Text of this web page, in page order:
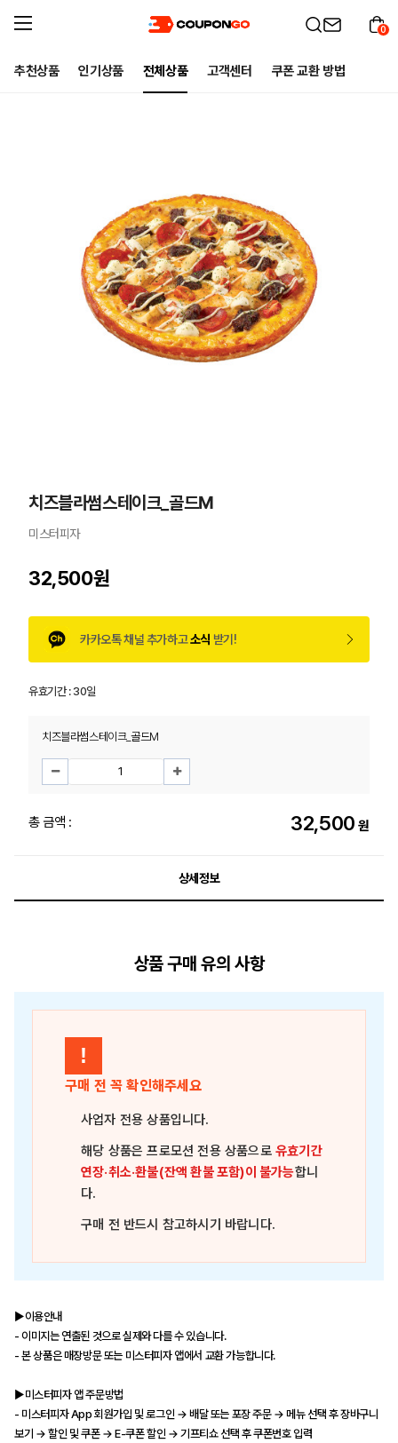
추천상품 인기상품 전체상품 고객센터 쿠폰 교환 방법
0
치즈블라썸스테이크_골드M
미스터피자
32,500원
카카오톡 채널 추가하고소식 받기!
유효기간 :30일
치즈블라썸스테이크_골드M
총 금액 : 32,500 원
상세정보
상품 구매 유의 사항
!
구매 전 꼭 확인해주세요
사업자 전용 상품입니다.
해당 상품은프로모션 전용 상품으로유효기간
연장·취소·환불(잔액 환불 포함)이 불가능합니
다.
구매 전 반드시 참고하시기 바랍니다.
▶이용안내
- 이미지는 연출된 것으로 실제와 다를 수 있습니다.
- 본 상품은 매장방문 또는 미스터피자 앱에서 교환 가능합니다.
▶미스터피자 앱 주문방법
- 미스터피자 App 회원가입 및 로그인 → 배달 또는 포장 주문 → 메뉴 선택 후 장바구니
보기 → 할인 및 쿠폰 → E-쿠폰 할인 → 기프티쇼 선택 후 쿠폰번호 입력